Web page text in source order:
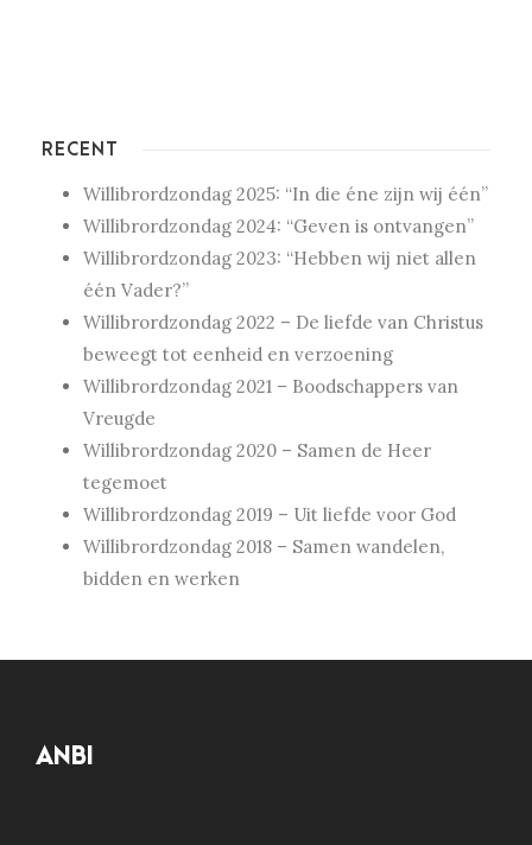
RECENT
Willibrordzondag 2025: “In die éne zijn wij één”
Willibrordzondag 2024: “Geven is ontvangen”
Willibrordzondag 2023: “Hebben wij niet allen
één Vader?”
Willibrordzondag 2022 – De liefde van Christus
beweegt tot eenheid en verzoening
Willibrordzondag 2021 – Boodschappers van
Vreugde
Willibrordzondag 2020 – Samen de Heer
tegemoet
Willibrordzondag 2019 – Uit liefde voor God
Willibrordzondag 2018 – Samen wandelen,
bidden en werken
ANBI